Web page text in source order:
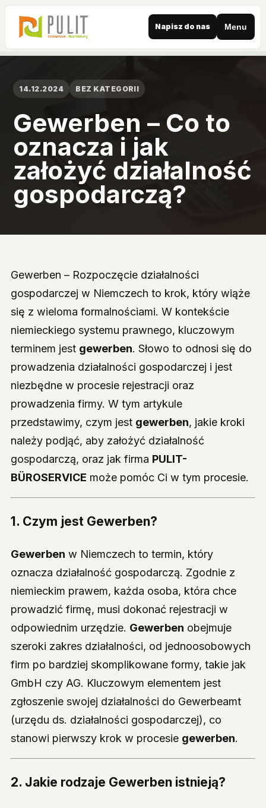
Napisz do nas Menu
14.12.2024 BEZ KATEGORII
Gewerben – Co to
oznacza i jak
założyć działalność
gospodarczą?
Gewerben – Rozpoczęcie działalności
gospodarczej w Niemczech to krok, który wiąże
się z wieloma formalnościami. W kontekście
niemieckiego systemu prawnego, kluczowym
terminem jest gewerben. Słowo to odnosi się do
prowadzenia działalności gospodarczej i jest
niezbędne w procesie rejestracji oraz
prowadzenia firmy. W tym artykule
przedstawimy, czym jest gewerben, jakie kroki
należy podjąć, aby założyć działalność
gospodarczą, oraz jak firma PULIT-
BÜROSERVICE może pomóc Ci w tym procesie.
1. Czym jest Gewerben?
Gewerben w Niemczech to termin, który
oznacza działalność gospodarczą. Zgodnie z
niemieckim prawem, każda osoba, która chce
prowadzić firmę, musi dokonać rejestracji w
odpowiednim urzędzie. Gewerben obejmuje
szeroki zakres działalności, od jednoosobowych
firm po bardziej skomplikowane formy, takie jak
GmbH czy AG. Kluczowym elementem jest
zgłoszenie swojej działalności do Gewerbeamt
(urzędu ds. działalności gospodarczej), co
stanowi pierwszy krok w procesie gewerben.
2. Jakie rodzaje Gewerben istnieją?